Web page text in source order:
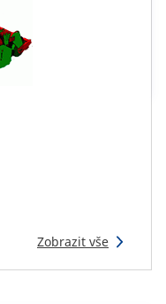
Zobrazit vše